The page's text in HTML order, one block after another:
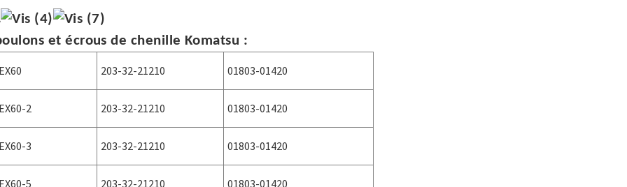
et écrous de chenille Komatsu :
EX60 203-32-21210 01803-01420
EX60-2 203-32-21210 01803-01420
EX60-3 203-32-21210 01803-01420
EX60-5 203-32-21210 01803-01420